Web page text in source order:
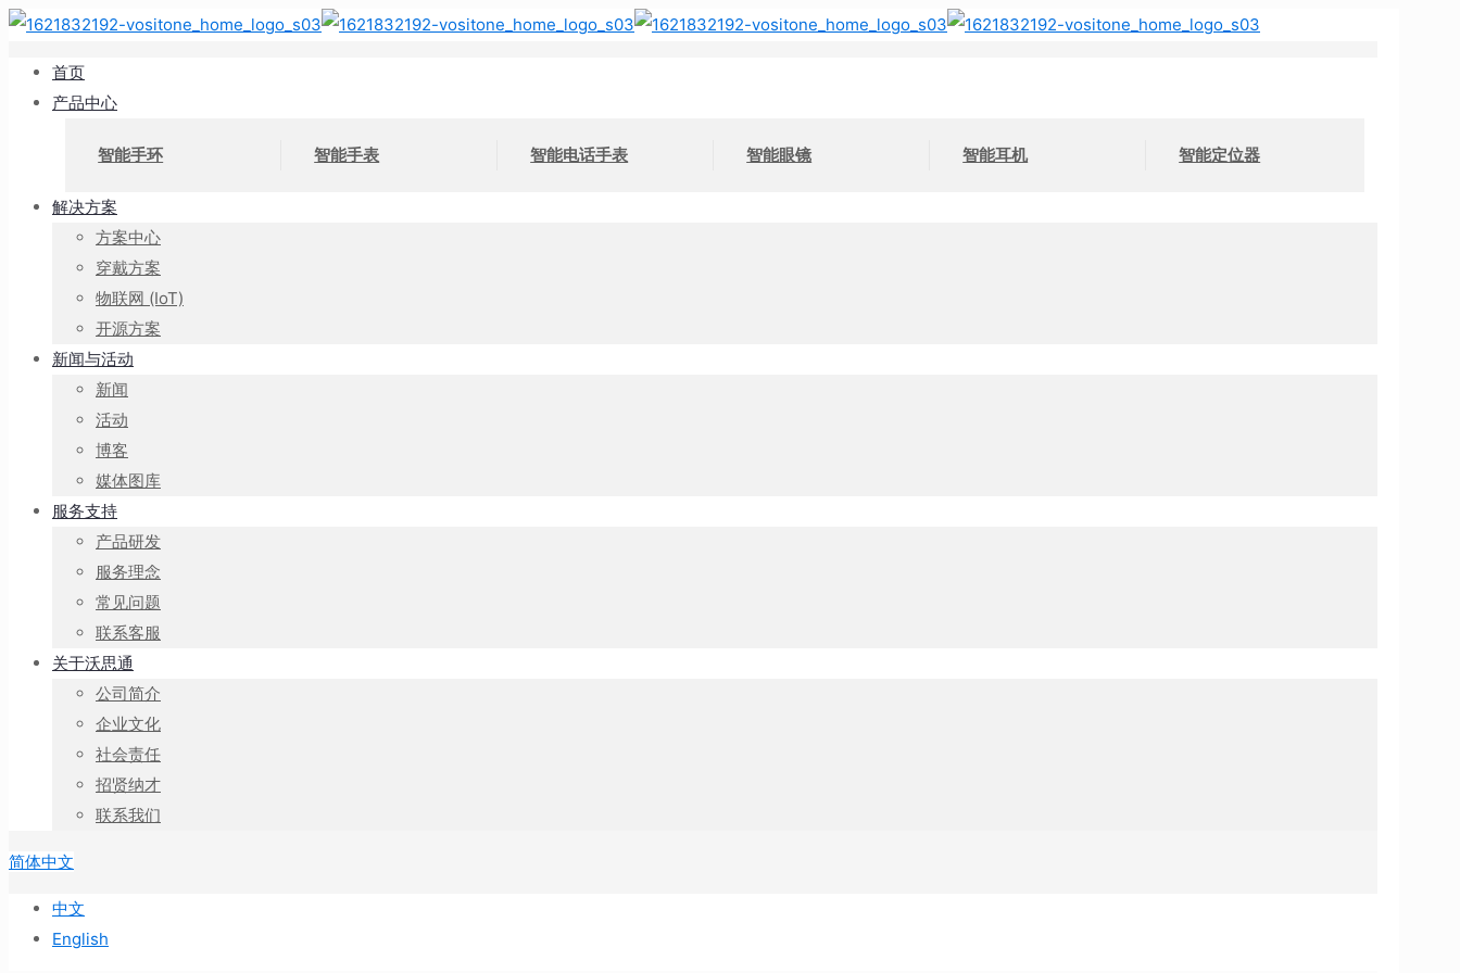
首页
产品中心
智能手环 智能手表 智能电话手表 智能眼镜 智能耳机 智能定位器
解决方案
方案中心
穿戴方案
物联网 (IoT)
开源方案
新闻与活动
新闻
活动
博客
媒体图库
服务支持
产品研发
服务理念
常见问题
联系客服
关于沃思通
公司简介
企业文化
社会责任
招贤纳才
联系我们
简体中文
中文
English